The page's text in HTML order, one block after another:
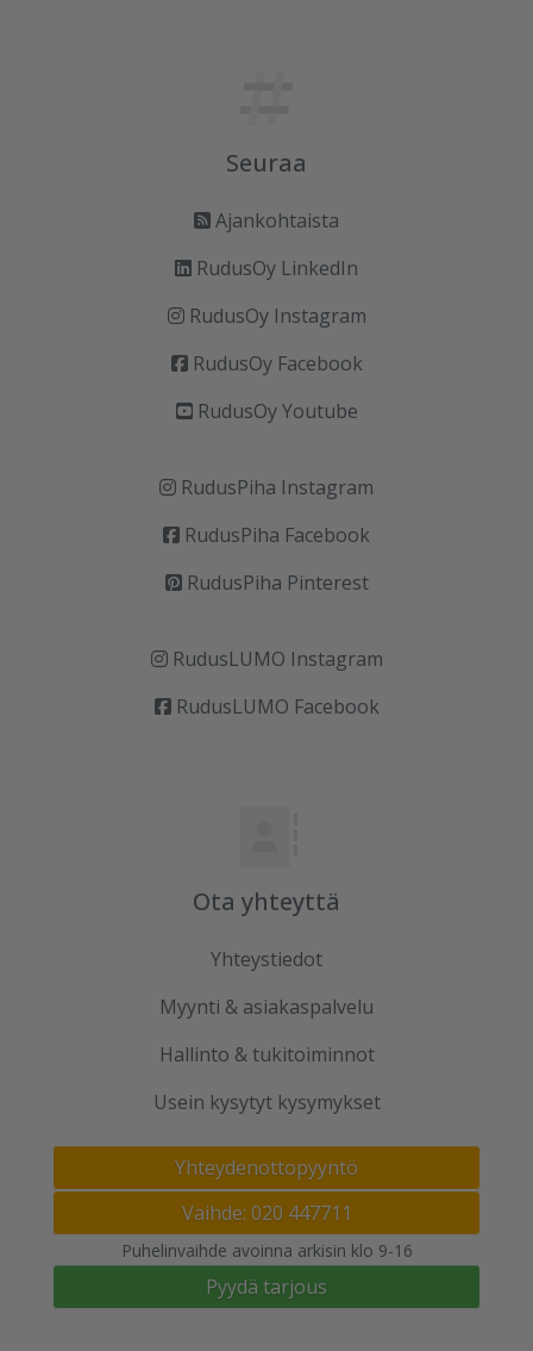
Seuraa
Ajankohtaista
RudusOy LinkedIn
RudusOy Instagram
RudusOy Facebook
RudusOy Youtube
RudusPiha Instagram
RudusPiha Facebook
RudusPiha Pinterest
RudusLUMO Instagram
RudusLUMO Facebook
Ota yhteyttä
Yhteystiedot
Myynti & asiakaspalvelu
Hallinto & tukitoiminnot
Usein kysytyt kysymykset
Yhteydenottopyyntö
Vaihde: 020 447711
Puhelinvaihde avoinna arkisin klo 9-16
Pyydä tarjous